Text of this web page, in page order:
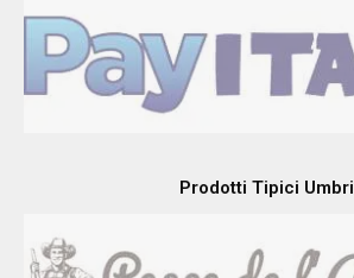
Prodotti Tipici Umbri